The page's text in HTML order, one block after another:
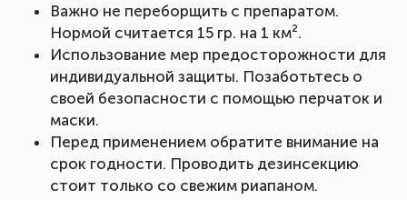
Важно не переборщить с препаратом.
Нормой считается 15 гр. на 1 км².
Использование мер предосторожности для
индивидуальной защиты. Позаботьтесь о
своей безопасности с помощью перчаток и
маски.
Перед применением обратите внимание на
срок годности. Проводить дезинсекцию
стоит только со свежим риапаном.